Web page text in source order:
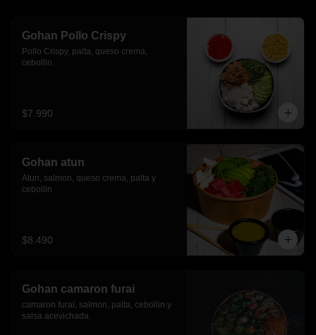
Gohan Pollo Crispy
Pollo Crispy, palta, queso crema,
cebollin.
$7.990
Gohan atun
Atun, salmon, queso crema, palta y
cebollin
$8.490
Gohan camaron furai
camaron furai, salmon, palta, cebollin y
salsa acevichada.